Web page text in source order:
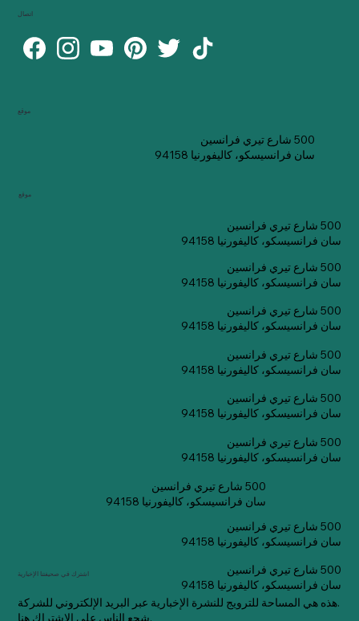
موقع
500 شارع تيري فرانسين
سان فرانسيسكو، كاليفورنيا 94158
موقع
500 شارع تيري فرانسين
سان فرانسيسكو، كاليفورنيا 94158
500 شارع تيري فرانسين
سان فرانسيسكو، كاليفورنيا 94158
500 شارع تيري فرانسين
سان فرانسيسكو، كاليفورنيا 94158
500 شارع تيري فرانسين
سان فرانسيسكو، كاليفورنيا 94158
500 شارع تيري فرانسين
سان فرانسيسكو، كاليفورنيا 94158
500 شارع تيري فرانسين
سان فرانسيسكو، كاليفورنيا 94158
500 شارع تيري فرانسين
سان فرانسيسكو، كاليفورنيا 94158
500 شارع تيري فرانسين
سان فرانسيسكو، كاليفورنيا 94158
500 شارع تيري فرانسين
سان فرانسيسكو، كاليفورنيا 94158
اتصال
اشترك في صحيفتنا الإخبارية
هذه هي المساحة للترويج للنشرة الإخبارية عبر البريد الإلكتروني للشركة.
شجع الناس على الاشتراك هنا.